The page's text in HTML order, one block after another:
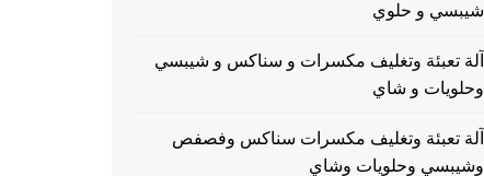
شيبسي و حلوي
آلة تعبئة وتغليف مكسرات و سناكس و شيبسي
وحلويات و شاي
آلة تعبئة وتغليف مكسرات سناكس وفصفص
وشيبسي وحلويات وشاي